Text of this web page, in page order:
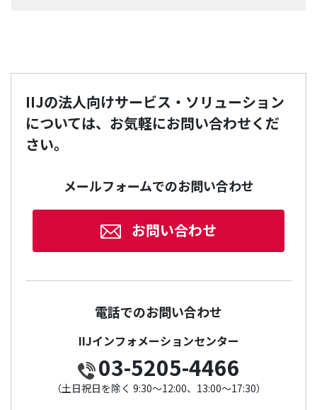
IIJの法人向けサービス・ソリューション
については、お気軽にお問い合わせくだ
さい。
メールフォームでのお問い合わせ
お問い合わせ
電話でのお問い合わせ
IIJインフォメーションセンター
03-5205-4466
（土日祝日を除く 9:30～12:00、13:00～17:30）